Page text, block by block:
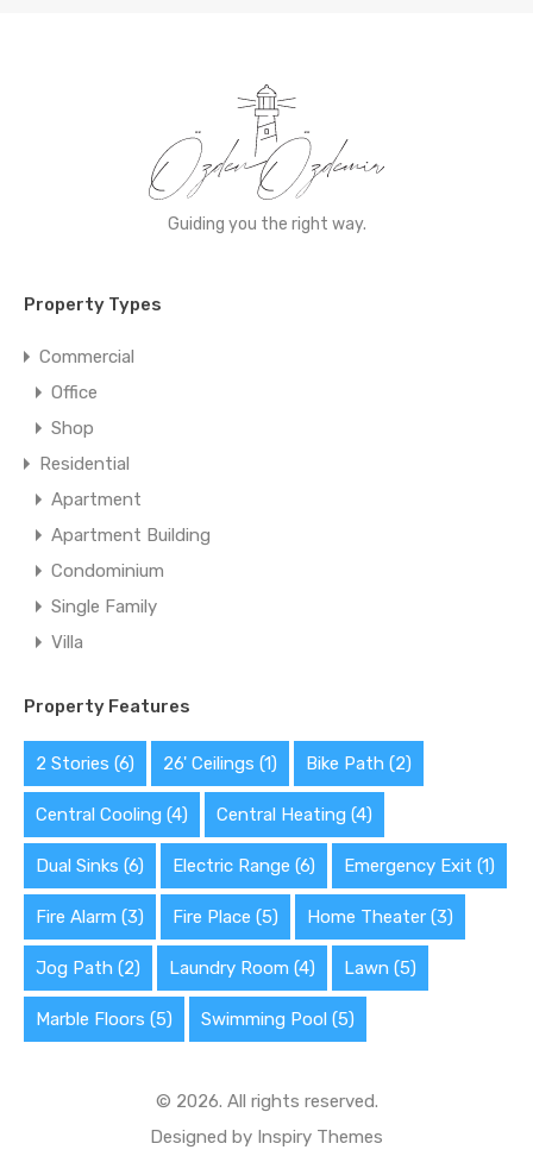
Guiding you the right way.
Property Types
Commercial
Office
Shop
Residential
Apartment
Apartment Building
Condominium
Single Family
Villa
Property Features
2 Stories (6) 26' Ceilings (1) Bike Path (2)
Central Cooling (4) Central Heating (4)
Dual Sinks (6) Electric Range (6) Emergency Exit (1)
Fire Alarm (3) Fire Place (5) Home Theater (3)
Jog Path (2) Laundry Room (4) Lawn (5)
Marble Floors (5) Swimming Pool (5)
© 2026. All rights reserved.
Designed by Inspiry Themes